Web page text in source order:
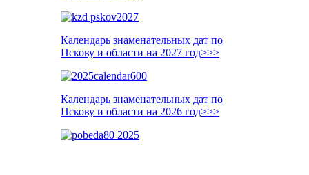
Календарь знаменательных дат по
Пскову и области на 2027 год>>>
Календарь знаменательных дат по
Пскову и области на 2026 год>>>